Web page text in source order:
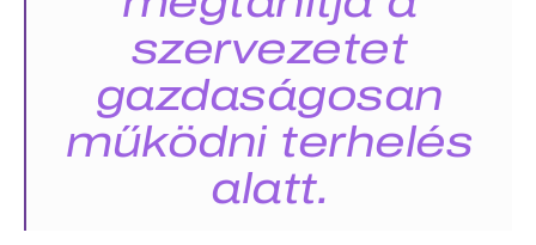
szervezetet
gazdaságosan
működni terhelés
alatt.